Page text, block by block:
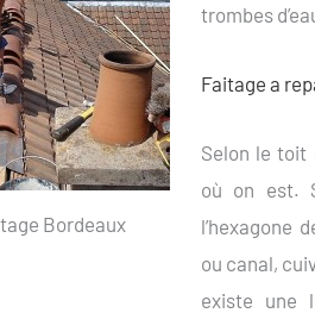
Bordeaux
trombes
Faitage a
Selon le toit
où on est.
l’hexagone
ou canal,
existe une